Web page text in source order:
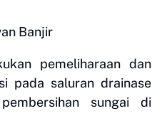
Banjir
pemeliharaan dan
pada saluran drainase
sungai di